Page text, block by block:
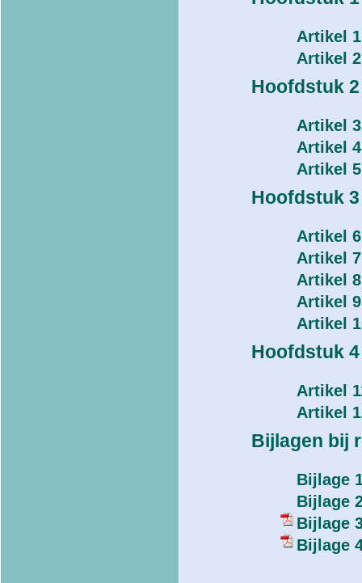
Artikel
Artikel
Hoofdstuk
Artikel
Artikel
Artikel
Hoofdstuk
Artikel
Artikel
Artikel
Artikel
Artikel
Hoofdstuk
Artikel
Artikel
Bijlagen bij
Bijlage
Bijlage
Bijlage
Bijlage